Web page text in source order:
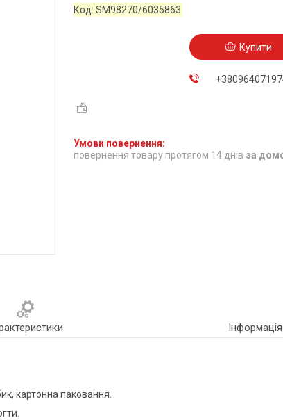
Код:SM98270/6035863
Купити
повернення товару протягом 14 днів за
картонна паковання.